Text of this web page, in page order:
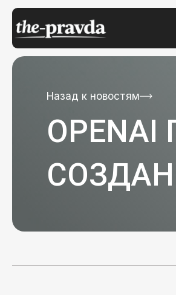
Назад к новостям